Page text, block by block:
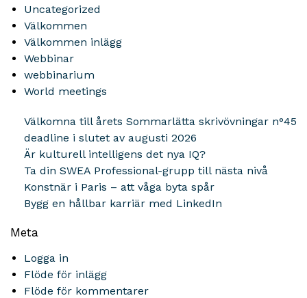
Uncategorized
Välkommen
Välkommen inlägg
Webbinar
webbinarium
World meetings
Välkomna till årets Sommarlätta skrivövningar n°45
deadline i slutet av augusti 2026
Är kulturell intelligens det nya IQ?
Ta din SWEA Professional-grupp till nästa nivå
Konstnär i Paris – att våga byta spår
Bygg en hållbar karriär med LinkedIn
Meta
Logga in
Flöde för inlägg
Flöde för kommentarer